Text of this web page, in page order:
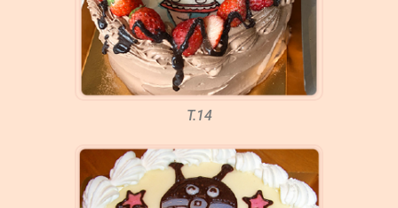
T.14